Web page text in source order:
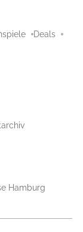
Deals
Hamburg